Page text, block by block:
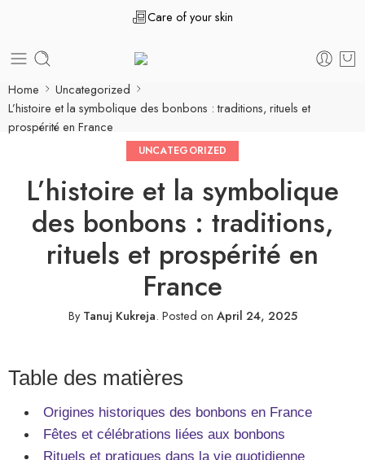
Care of your skin
Home
Uncategorized
L’histoire et la symbolique des bonbons : traditions, rituels et
prospérité en France
UNCATEGORIZED
L’histoire et la symbolique
des bonbons : traditions,
rituels et prospérité en
France
ByTanuj Kukreja. Posted on April 24, 2025
Table des matières
Origines historiques des bonbons en France
Fêtes et célébrations liées aux bonbons
Rituels et pratiques dans la vie quotidienne